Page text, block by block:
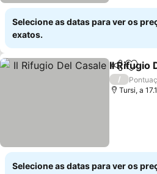
Selecione as datas para ver os
exatos.
Partilhar
Il Rifugio
/
Tursi, a
Selecione as datas para ver os